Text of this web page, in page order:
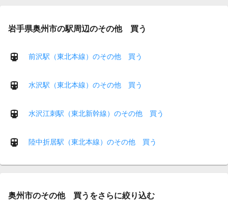
岩手県奥州市の駅周辺のその他 買う
前沢駅（東北本線）のその他 買う
水沢駅（東北本線）のその他 買う
水沢江刺駅（東北新幹線）のその他 買う
陸中折居駅（東北本線）のその他 買う
奥州市のその他 買うをさらに絞り込む